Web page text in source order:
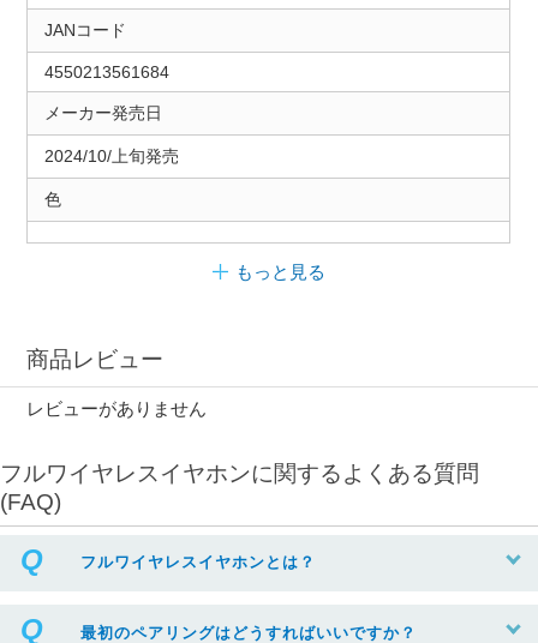
JANコード
4550213561684
メーカー発売日
2024/10/上旬発売
色
もっと見る
商品レビュー
レビューがありません
フルワイヤレスイヤホンに関するよくある質問
(FAQ)
フルワイヤレスイヤホンとは？
最初のペアリングはどうすればいいですか？